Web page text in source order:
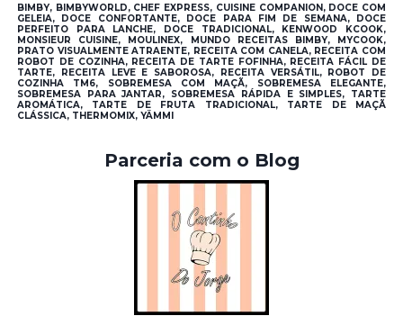
BIMBY, BIMBYWORLD, CHEF EXPRESS, CUISINE COMPANION, DOCE COM
GELEIA, DOCE CONFORTANTE, DOCE PARA FIM DE SEMANA, DOCE
PERFEITO PARA LANCHE, DOCE TRADICIONAL, KENWOOD KCOOK,
MONSIEUR CUISINE, MOULINEX, MUNDO RECEITAS BIMBY, MYCOOK,
PRATO VISUALMENTE ATRAENTE, RECEITA COM CANELA, RECEITA COM
ROBOT DE COZINHA, RECEITA DE TARTE FOFINHA, RECEITA FÁCIL DE
TARTE, RECEITA LEVE E SABOROSA, RECEITA VERSÁTIL, ROBOT DE
COZINHA TM6, SOBREMESA COM MAÇÃ, SOBREMESA ELEGANTE,
SOBREMESA PARA JANTAR, SOBREMESA RÁPIDA E SIMPLES, TARTE
AROMÁTICA, TARTE DE FRUTA TRADICIONAL, TARTE DE MAÇÃ
CLÁSSICA, THERMOMIX, YÄMMI
Parceria com o Blog